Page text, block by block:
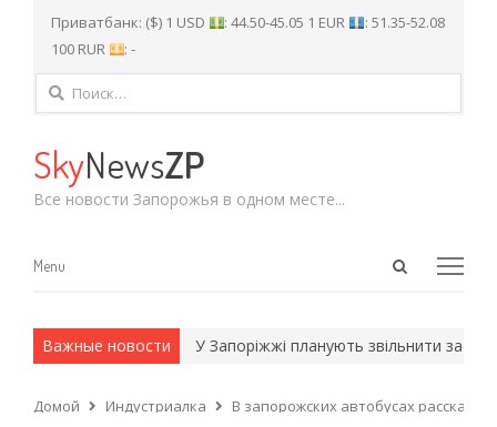
Приватбанк: ($) 1 USD : 44.50-45.05 1 EUR
: 51.35-52.08
100 RUR
: -
Найти:
SkyNewsZP
Все новости Запорожья в одном месте...
Open
Menu
Menu
Важные новости
армейские методы. У Запоріжжі планують звільнити
Домой Индустриалка В запорожских автобусах